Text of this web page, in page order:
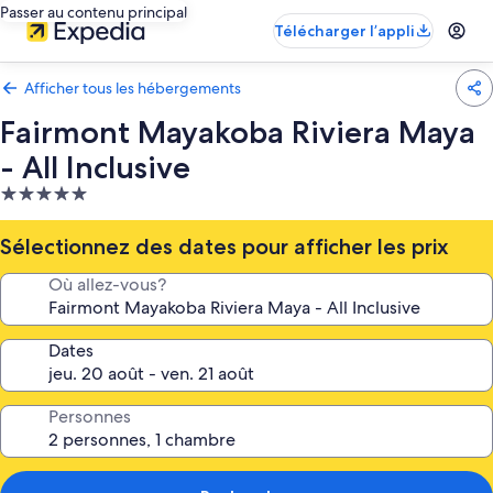
Passer au contenu principal
Télécharger l’appli
Afficher tous les hébergements
Fairmont Mayakoba Riviera Maya
- All Inclusive
Hébergement
5.0 étoiles
Sélectionnez des dates pour afficher les prix
Où allez-vous?
Dates
Personnes